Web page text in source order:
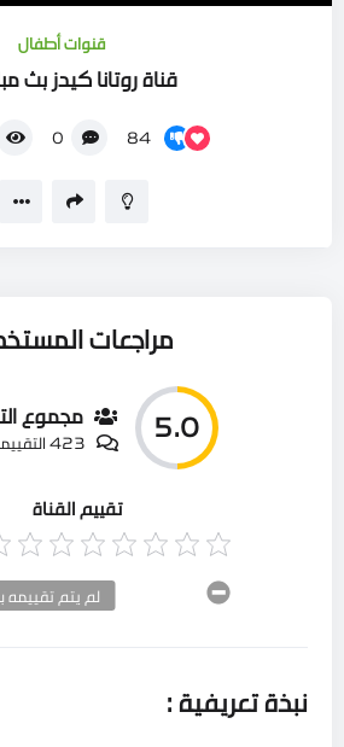
قنوات أطفال
قناة روتانا كيدز بث
84
0
مراجعات
5.0 مجموع
423 التقييمات
تقييم القناة
لم يتم تقييمه
نبذة تعريفية :